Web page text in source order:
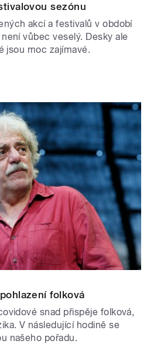
sezónu
akcí a festivalů v období
vůbec veselý. Desky ale
jsou moc zajímavé.
folková
snad přispěje folková,
V následující hodině se
našeho pořadu.